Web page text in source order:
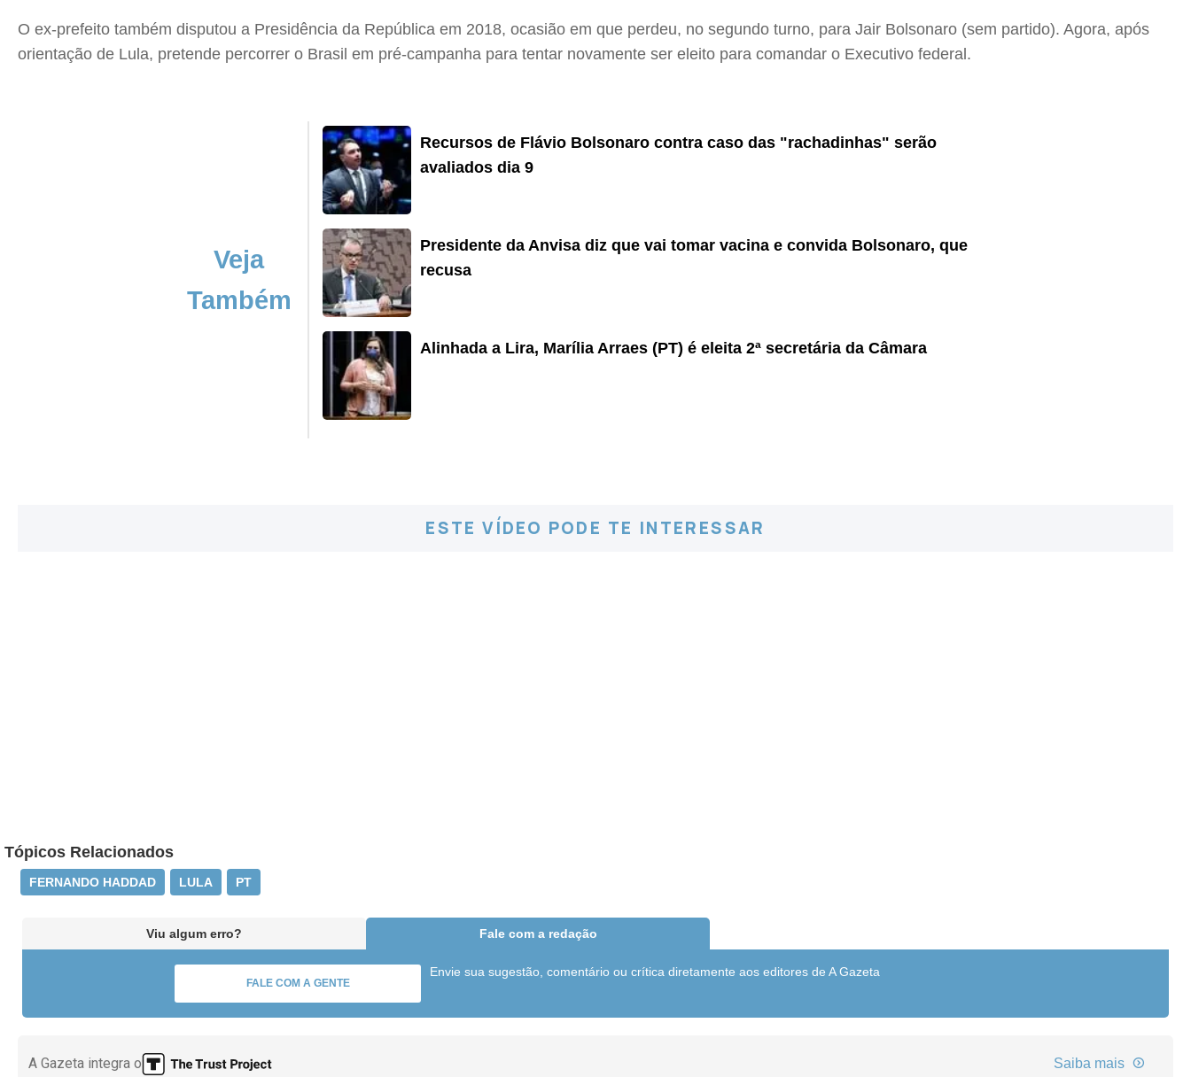
O ex-prefeito também disputou a Presidência da República em 2018, ocasião em que perdeu, no segundo turno, para Jair Bolsonaro (sem partido). Agora, após
orientação de Lula, pretende percorrer o Brasil em pré-campanha para tentar novamente ser eleito para comandar o Executivo federal.
Veja
Também
Recursos de Flávio Bolsonaro contra caso das "rachadinhas" serão
avaliados dia 9
Presidente da Anvisa diz que vai tomar vacina e convida Bolsonaro, que
recusa
Alinhada a Lira, Marília Arraes (PT) é eleita 2ª secretária da Câmara
ESTE VÍDEO PODE TE INTERESSAR
Tópicos Relacionados
FERNANDO HADDAD LULA PT
Viu algum erro? Fale com a redação
FALE COM A GENTE
Envie sua sugestão, comentário ou crítica diretamente aos editores de A Gazeta
A Gazeta integra o Saiba mais